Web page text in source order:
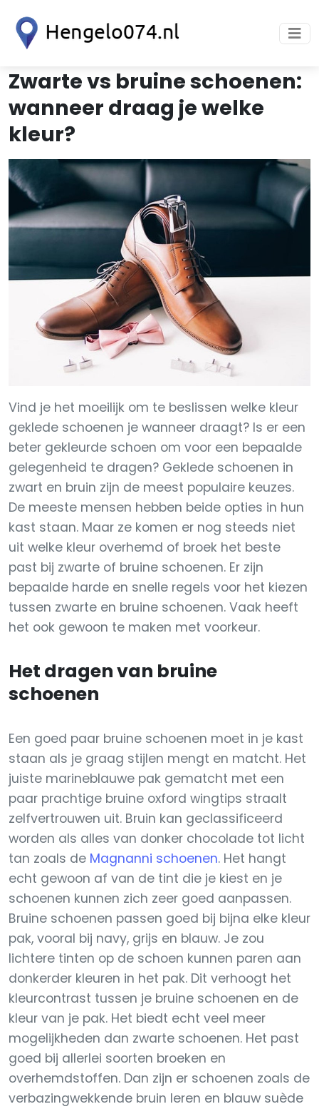
Zwarte vs bruine schoenen:
wanneer draag je welke
kleur?
Vind je het moeilijk om te beslissen welke kleur
geklede schoenen je wanneer draagt? Is er een
beter gekleurde schoen om voor een bepaalde
gelegenheid te dragen? Geklede schoenen in
zwart en bruin zijn de meest populaire keuzes.
De meeste mensen hebben beide opties in hun
kast staan. Maar ze komen er nog steeds niet
uit welke kleur overhemd of broek het beste
past bij zwarte of bruine schoenen. Er zijn
bepaalde harde en snelle regels voor het kiezen
tussen zwarte en bruine schoenen. Vaak heeft
het ook gewoon te maken met voorkeur.
Het dragen van bruine
schoenen
Een goed paar bruine schoenen moet in je kast
staan als je graag stijlen mengt en matcht. Het
juiste marineblauwe pak gematcht met een
paar prachtige bruine oxford wingtips straalt
zelfvertrouwen uit. Bruin kan geclassificeerd
worden als alles van donker chocolade tot licht
tan zoals de Magnanni schoenen. Het hangt
echt gewoon af van de tint die je kiest en je
schoenen kunnen zich zeer goed aanpassen.
Bruine schoenen passen goed bij bijna elke kleur
pak, vooral bij navy, grijs en blauw. Je zou
lichtere tinten op de schoen kunnen paren aan
donkerder kleuren in het pak. Dit verhoogt het
kleurcontrast tussen je bruine schoenen en de
kleur van je pak. Het biedt echt veel meer
mogelijkheden dan zwarte schoenen. Het past
goed bij allerlei soorten broeken en
overhemdstoffen. Dan zijn er schoenen zoals de
verbazingwekkende bruin leren en blauw suède